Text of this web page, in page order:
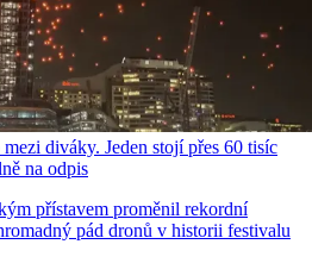
diváky. Jeden stojí přes 60 tisíc
na odpis
přístavem proměnil rekordní
pád dronů v historii festivalu